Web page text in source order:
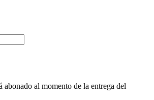
abonado al momento de la entrega del